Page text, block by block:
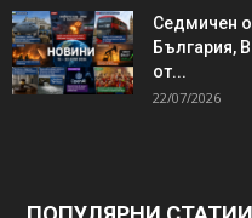
Седмичен
България,
от...
22/07/2026